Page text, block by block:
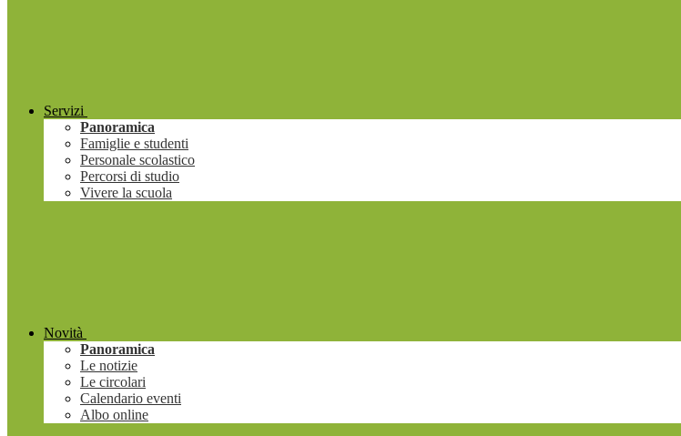
Servizi
Panoramica
Famiglie e studenti
Personale scolastico
Percorsi di studio
Vivere la scuola
Novità
Panoramica
Le notizie
Le circolari
Calendario eventi
Albo online